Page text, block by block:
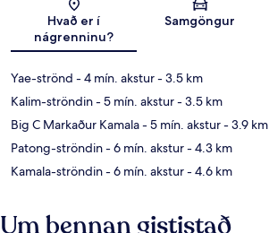
Kort
Hvað er í
nágrenninu?
Samgöngur
Yae-strönd - 4 mín. akstur- 3.5 km
Kalim-ströndin- 5 mín. akstur- 3.5 km
Big C Markaður Kamala- 5 mín. akstur- 3.9 km
Patong-ströndin- 6 mín. akstur- 4.3 km
Kamala-ströndin- 6 mín. akstur- 4.6 km
Um þennan gististað